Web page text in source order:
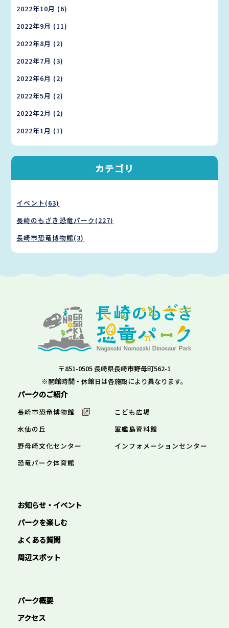
2022年10月 (6)
2022年9月 (11)
2022年8月 (2)
2022年7月 (3)
2022年6月 (2)
2022年5月 (2)
2022年2月 (2)
2022年1月 (1)
カテゴリ
イベント(63)
長崎のもざき恐竜パーク(227)
長崎市恐竜博物館(3)
〒851-0505 長崎県長崎市野母町562-1
※開館時間・休館日は各施設により異なります。
パークのご紹介
長崎市恐竜博物館
こども広場
水仙の丘
軍艦島資料館
野母崎文化センター
インフォメーションセンター
恐竜パーク体育館
お知らせ・イベント
パークを楽しむ
よくある質問
周辺スポット
パーク概要
アクセス